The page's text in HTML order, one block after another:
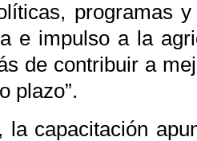
programas
e impulso a la
de contribuir a
plazo”.
la capacitación